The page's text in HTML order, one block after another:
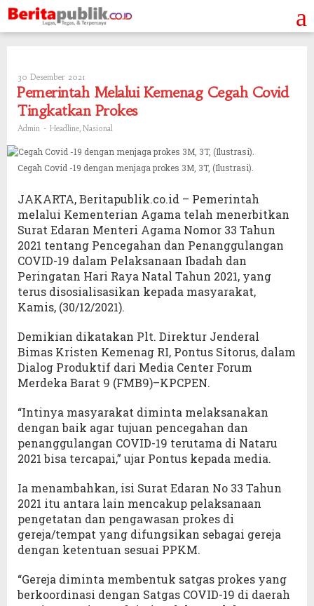
Skip
to
content
30 Desember 2021
Admin
Pemerintah Melalui Kemenag Cegah Covid
Tingkatkan Prokes
Admin - Headline, Nasional
Cegah Covid -19 dengan menjaga prokes 3M, 3T, (Ilustrasi).
JAKARTA, Beritapublik.co.id – Pemerintah
melalui Kementerian Agama telah menerbitkan
Surat Edaran Menteri Agama Nomor 33 Tahun
2021 tentang Pencegahan dan Penanggulangan
COVID-19 dalam Pelaksanaan Ibadah dan
Peringatan Hari Raya Natal Tahun 2021, yang
terus disosialisasikan kepada masyarakat,
Kamis, (30/12/2021).
Demikian dikatakan Plt. Direktur Jenderal
Bimas Kristen Kemenag RI, Pontus Sitorus, dalam
Dialog Produktif dari Media Center Forum
Merdeka Barat 9 (FMB9)–KPCPEN.
“Intinya masyarakat diminta melaksanakan
dengan baik agar tujuan pencegahan dan
penanggulangan COVID-19 terutama di Nataru
2021 bisa tercapai,” ujar Pontus kepada media.
Ia menambahkan, isi Surat Edaran No 33 Tahun
2021 itu antara lain mencakup pelaksanaan
pengetatan dan pengawasan prokes di
gereja/tempat yang difungsikan sebagai gereja
dengan ketentuan sesuai PPKM.
“Gereja diminta membentuk satgas prokes yang
berkoordinasi dengan Satgas COVID-19 di daerah